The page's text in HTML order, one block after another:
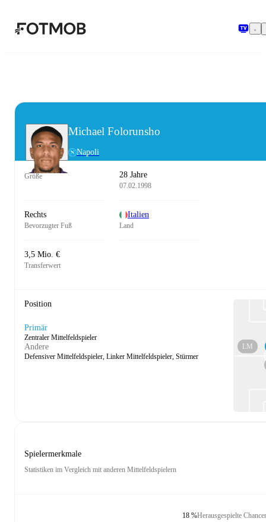
Michael Folorunsho
Napoli
Größe 28 Jahre
07.02.1998
Rechts
Bevorzugter Fuß
Italien
Land
3,5 Mio. €
Transferwert
Position
Primär
Zentraler Mittelfeldspieler
Andere
Defensiver Mittelfeldspieler, Linker Mittelfeldspieler, Stürmer
LM
Spielermerkmale
Statistiken im Vergleich mit anderen Mittelfeldspielern
Herausgespielte
18 %